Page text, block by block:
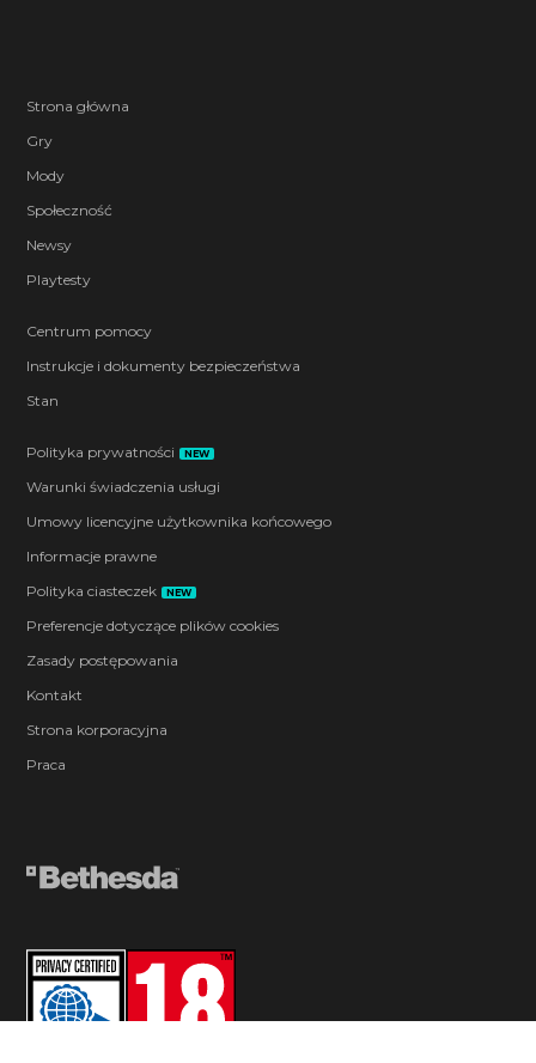
Strona główna
Gry
Mody
Społeczność
Newsy
Playtesty
Centrum pomocy
Instrukcje i dokumenty bezpieczeństwa
Stan
Polityka prywatności NEW
Warunki świadczenia usługi
Umowy licencyjne użytkownika końcowego
Informacje prawne
Polityka ciasteczek
NEW
Preferencje dotyczące plików cookies
Zasady postępowania
Kontakt
Strona korporacyjna
Praca